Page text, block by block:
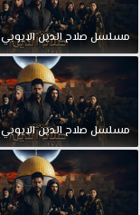
مسلسل صلاحالدينالايوبي
مسلسل صلاحالدينالايوبي